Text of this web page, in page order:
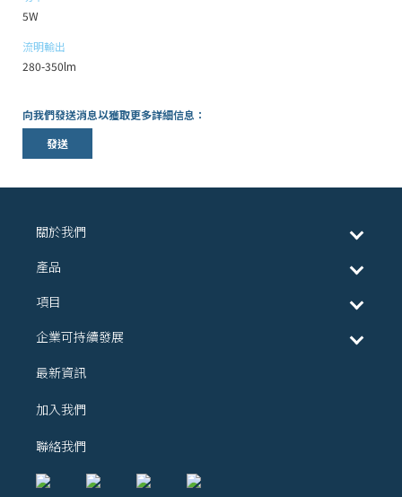
5W
流明輸出
280-350lm
向我們發送消息以獲取更多詳細信息：
發送
關於我們
產品
項目
企業可持續發展
最新資訊
加入我們
聯絡我們